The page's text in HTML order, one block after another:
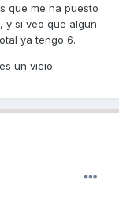
que me ha puesto
y si veo que algun
ya tengo 6.
un vicio